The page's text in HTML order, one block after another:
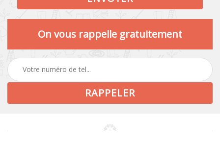
On vous rappelle gratuitement